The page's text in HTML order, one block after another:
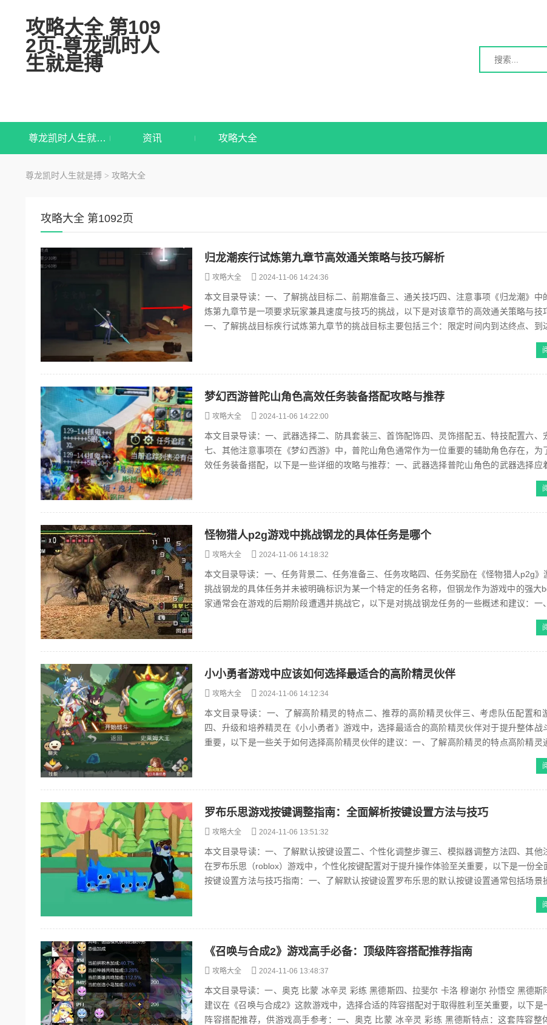
攻略大全 第109
2页-尊龙凯时人
生就是搏
尊龙凯时人生就是搏 资讯 攻略大全
尊龙凯时人生就是搏 > 攻略大全
攻略大全 第1092页
归龙潮疾行试炼第九章节高效通关策略与技巧解析
攻略大全 2024-11-06 14:24:36
本文目录导读：一、了解挑战目标二、前期准备三、通关技巧四、注意事项《归龙潮》中
炼第九章节是一项要求玩家兼具速度与技巧的挑战，以下是对该章节的高效通关策略与技
一、了解挑战目标疾行试炼第九章节的挑战目标主要包括三个：限定时间内到达终点、到
梦幻西游普陀山角色高效任务装备搭配攻略与推荐
攻略大全 2024-11-06 14:22:00
本文目录导读：一、武器选择二、防具套装三、首饰配饰四、灵饰搭配五、特技配置六、
七、其他注意事项在《梦幻西游》中，普陀山角色通常作为一位重要的辅助角色存在，为
效任务装备搭配，以下是一些详细的攻略与推荐：一、武器选择普陀山角色的武器选择应
怪物猎人p2g游戏中挑战钢龙的具体任务是哪个
攻略大全 2024-11-06 14:18:32
本文目录导读：一、任务背景二、任务准备三、任务攻略四、任务奖励在《怪物猎人p2g》
挑战钢龙的具体任务并未被明确标识为某一个特定的任务名称，但钢龙作为游戏中的强大
家通常会在游戏的后期阶段遭遇并挑战它，以下是对挑战钢龙任务的一些概述和建议：一
小小勇者游戏中应该如何选择最适合的高阶精灵伙伴
攻略大全 2024-11-06 14:12:34
本文目录导读：一、了解高阶精灵的特点二、推荐的高阶精灵伙伴三、考虑队伍配置和
四、升级和培养精灵在《小小勇者》游戏中，选择最适合的高阶精灵伙伴对于提升整体战
重要，以下是一些关于如何选择高阶精灵伙伴的建议：一、了解高阶精灵的特点高阶精灵
罗布乐思游戏按键调整指南：全面解析按键设置方法与技巧
攻略大全 2024-11-06 13:51:32
本文目录导读：一、了解默认按键设置二、个性化调整步骤三、模拟器调整方法四、其他
在罗布乐思（roblox）游戏中，个性化按键配置对于提升操作体验至关重要，以下是一份全
按键设置方法与技巧指南：一、了解默认按键设置罗布乐思的默认按键设置通常包括场景
《召唤与合成2》游戏高手必备：顶级阵容搭配推荐指南
攻略大全 2024-11-06 13:48:37
本文目录导读：一、奥克 比蒙 冰辛灵 彩练 黑德斯四、拉斐尔 卡洛 穆谢尔 孙悟空 黑德斯
建议在《召唤与合成2》这款游戏中，选择合适的阵容搭配对于取得胜利至关重要，以下是
阵容搭配推荐，供游戏高手参考：一、奥克 比蒙 冰辛灵 彩练 黑德斯特点：这套阵容整